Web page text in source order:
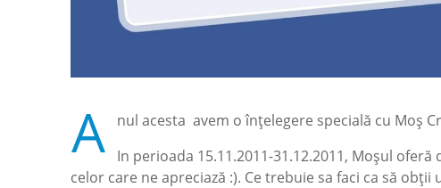
A
nul acesta avem o înțelegere specială cu Moș
In perioada 15.11.2011-31.12.2011, Moșul
celor care ne apreciază :). Ce trebuie sa faci ca să